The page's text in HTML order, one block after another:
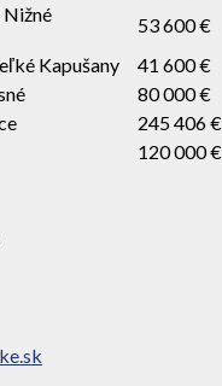
53 600 €
Kapušany
41 600 €
80 000 €
245 406 €
120 000 €